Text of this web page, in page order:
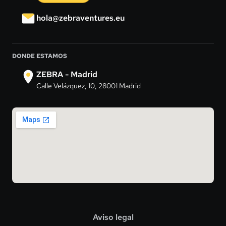
hola@zebraventures.eu
DONDE ESTAMOS
ZEBRA - Madrid
Calle Velázquez, 10, 28001 Madrid
Aviso legal